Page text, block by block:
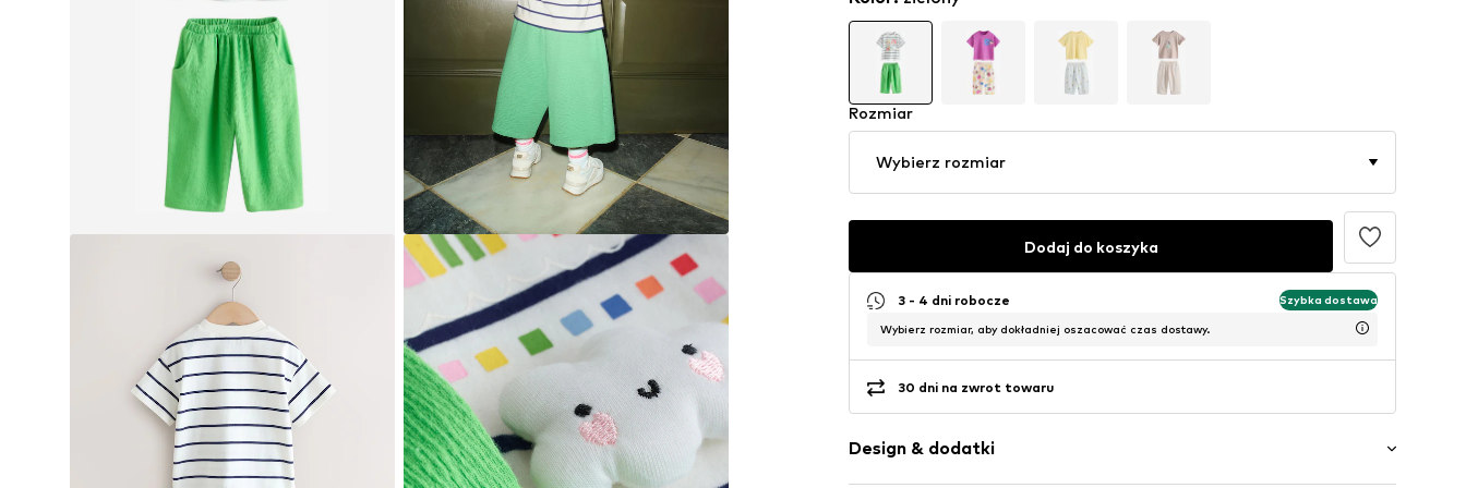
Rozmiar
Wybierz rozmiar
Dodaj do koszyka
3 - 4 dni robocze Szybka dostawa
Wybierz rozmiar, aby dokładniej oszacować czas dostawy.
30 dni na zwrot towaru
Design & dodatki